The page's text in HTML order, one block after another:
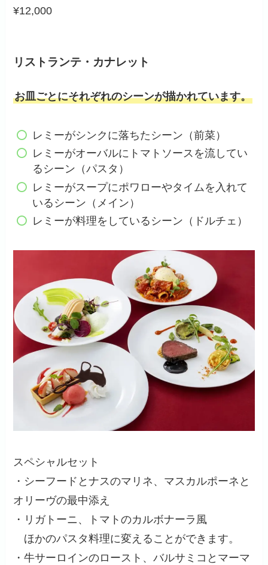
¥12,000
リストランテ・カナレット
お皿ごとにそれぞれのシーンが描かれています。
レミーがシンクに落ちたシーン（前菜）
レミーがオーバルにトマトソースを流してい
るシーン（パスタ）
レミーがスープにポワローやタイムを入れて
いるシーン（メイン）
レミーが料理をしているシーン（ドルチェ）
スペシャルセット
・シーフードとナスのマリネ、マスカルポーネと
オリーヴの最中添え
・リガトーニ、トマトのカルボナーラ風
ほかのパスタ料理に変えることができます。
・牛サーロインのロースト、バルサミコとマーマ